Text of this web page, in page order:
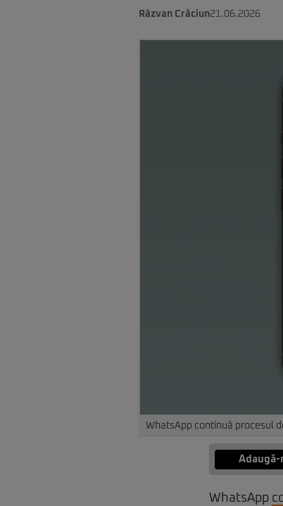
Răzvan Crăciun21.06.2026
WhatsApp continuă procesul
WhatsApp